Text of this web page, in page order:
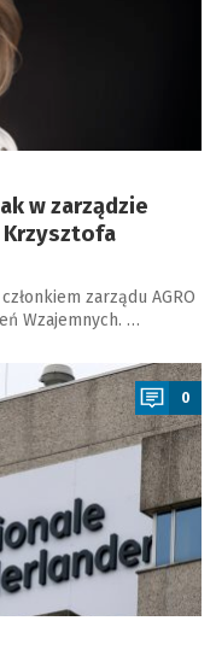
w zarządzie
Krzysztofa
zarządu AGRO
Wzajemnych. …
0